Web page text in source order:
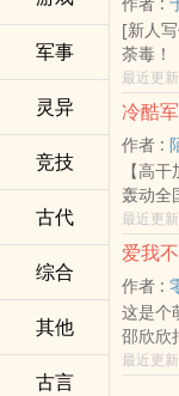
军事
灵异
竞技
古代
综合
其他
古言
继母善
死亡。
从被父
咬碎了
恨她的
着的欲
只是
苏媛
脸，为
[新人
荼毒！
最恶质
穿越，
爬走喝
友情推
木》吕
泉祭》
《变心
最近更
冷酷
作者 :
【高
轰动全
了。世
女，其
教父？
手？因
征服全
年前，
的遇上
最近更
爱我
作者 :
这是个
邵欣欣
聂左睨
走。
最近更